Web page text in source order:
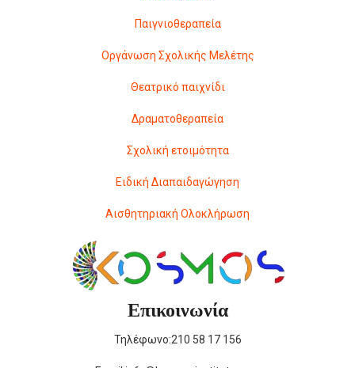
Παιγνιοθεραπεία
Οργάνωση Σχολικής Μελέτης
Θεατρικό παιχνίδι
Δραματοθεραπεία
Σχολική ετοιμότητα
Ειδική Διαπαιδαγώγηση
Αισθητηριακή Ολοκλήρωση
Επικοινωνία
Τηλέφωνο:210 58 17 156